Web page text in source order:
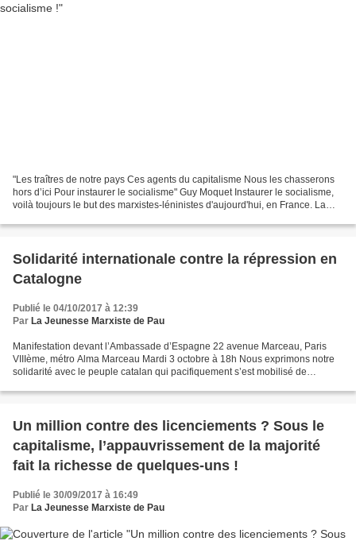
"Les traîtres de notre pays Ces agents du capitalisme Nous les chasserons
hors d’ici Pour instaurer le socialisme" Guy Moquet Instaurer le socialisme,
voilà toujours le but des marxistes-léninistes d'aujourd'hui, en France. La
Solidarité internationale contre la répression en
Catalogne
Publié le 04/10/2017 à 12:39
Par La Jeunesse Marxiste de Pau
Manifestation devant l’Ambassade d’Espagne 22 avenue Marceau, Paris
VIIIème, métro Alma Marceau Mardi 3 octobre à 18h Nous exprimons notre
solidarité avec le peuple catalan qui pacifiquement s’est mobilisé de
Un million contre des licenciements ? Sous le
capitalisme, l’appauvrissement de la majorité
fait la richesse de quelques-uns !
Publié le 30/09/2017 à 16:49
Par La Jeunesse Marxiste de Pau